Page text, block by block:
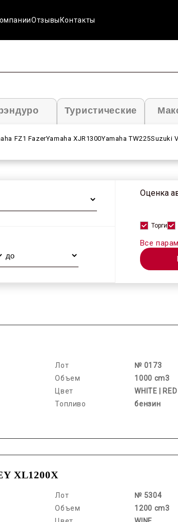
Отзывы Контакты
Туристические
FZ1 FazerYamaha XJR1300Yamaha TW225Suzuki
Оценка
Торги
Все
Лот
№ 0173
Объем
1000 cm3
Цвет
WHITE | RED
Топливо
бензин
XL1200X
Лот
№ 5304
Объем
1200 cm3